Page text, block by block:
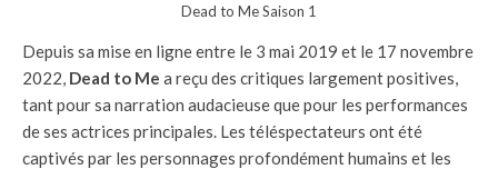
Dead to Me Saison 1
Depuis sa mise en ligne entre le 3 mai 2019 et le 17 novembre
2022, Dead to Me a reçu des critiques largement positives,
tant pour sa narration audacieuse que pour les performances
de ses actrices principales. Les téléspectateurs ont été
captivés par les personnages profondément humains et les